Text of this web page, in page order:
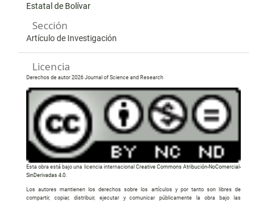
Estatal de Bolívar
Sección
Artículo de Investigación
Licencia
Derechos de autor 2026 Journal of Science and Research
Esta obra está bajo una licencia internacionalCreative Commons Atribución-NoComercial-
SinDerivadas 4.0
Los autores mantienen los derechos sobre los artículos y por tanto son libres de
compartir, copiar, distribuir, ejecutar y comunicar públicamente la obra bajo las